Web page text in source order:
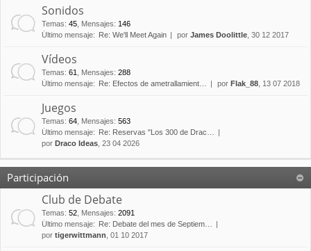
Sonidos
Temas: 45 Mensajes: 146
Último mensaje:
Re: We'll Meet Again por James Doolittle , 30 12 2017
Vídeos
Temas: 61 Mensajes: 288
Último mensaje:
Re: Efectos de ametrallamient… por Flak_88 , 13 07 2018
Juegos
Temas: 64 Mensajes: 563
Último mensaje:
Re: Reservas "Los 300 de Drac…
por Draco Ideas , 23 04 2026
Participación
Club de Debate
Temas: 52 Mensajes: 2091
Último mensaje:
Re: Debate del mes de Septiem…
por tigerwittmann , 01 10 2017